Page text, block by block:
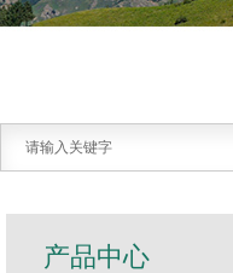
产品中心